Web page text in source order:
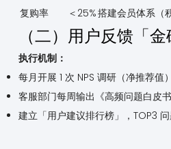
复购率 ＜25%搭建会员体系（
（二）用户反馈「
执行机制：
每月开展 1 次 NPS 调研（净推荐值）
客服部门每周输出《高频问题白皮书
建立「用户建议排行榜」，TOP3